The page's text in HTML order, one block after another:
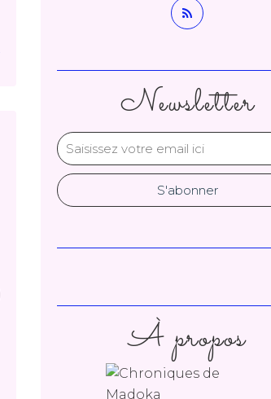
Newsletter
À propos